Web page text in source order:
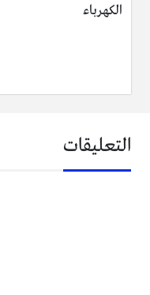
الكهرباء
التعليقات